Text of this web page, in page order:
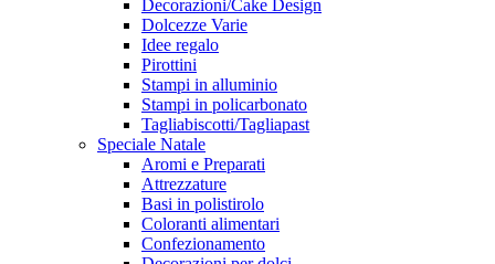
Decorazioni/Cake Design
Dolcezze Varie
Idee regalo
Pirottini
Stampi in alluminio
Stampi in policarbonato
Tagliabiscotti/Tagliapast
Speciale Natale
Aromi e Preparati
Attrezzature
Basi in polistirolo
Coloranti alimentari
Confezionamento